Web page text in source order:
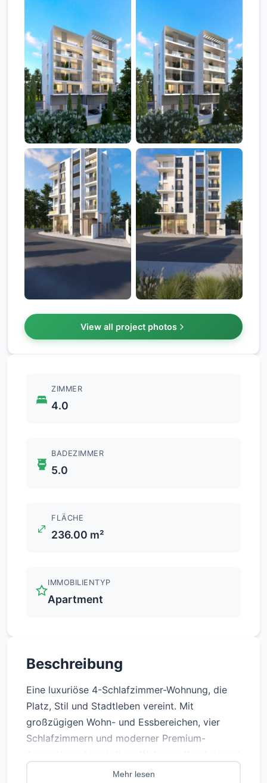
+7
View all project photos
ZIMMER
4.0
BADEZIMMER
5.0
FLÄCHE
236.00 m²
IMMOBILIENTYP
Apartment
Beschreibung
Eine luxuriöse 4-Schlafzimmer-Wohnung, die
Platz, Stil und Stadtleben vereint. Mit
großzügigen Wohn- und Essbereichen, vier
Schlafzimmern und moderner Premium-
Flexibilität. Die Lage im Hochhaus bietet einen
Mehr lesen